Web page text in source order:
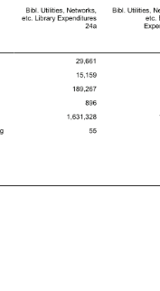








